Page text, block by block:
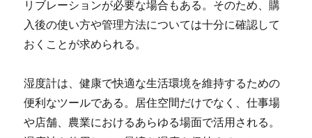
リブレーションが必要な場合もある。そのため、購
入後の使い方や管理方法については十分に確認して
おくことが求められる。
湿度計は、健康で快適な生活環境を維持するための
便利なツールである。居住空間だけでなく、仕事場
や店舗、農業におけるあらゆる場面で活用される。